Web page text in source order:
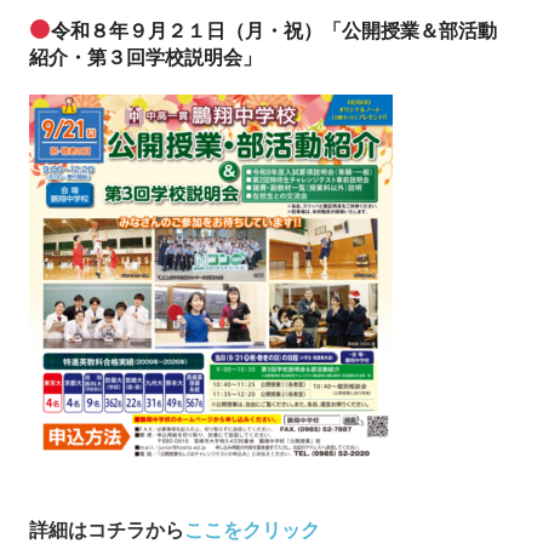
令和８年９月２１日（月・祝）「公開授業＆部活動
紹介・第３回学校説明会」
詳細はコチラからここをクリック